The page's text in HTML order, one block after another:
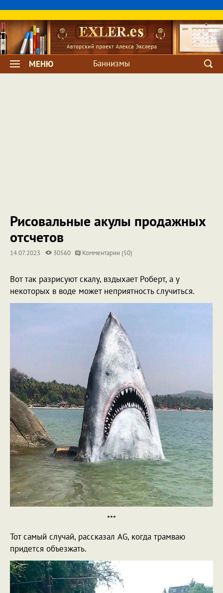
МЕНЮ Баннизмы
Рисовальные акулы продажных
отсчетов
14.07.2023 30560 Комментарии (50)
Вот так разрисуют скалу, вздыхает Роберт, а у
некоторых в воде может неприятность случиться.
***
Тот самый случай, рассказал AG, когда трамваю
придется объезжать.